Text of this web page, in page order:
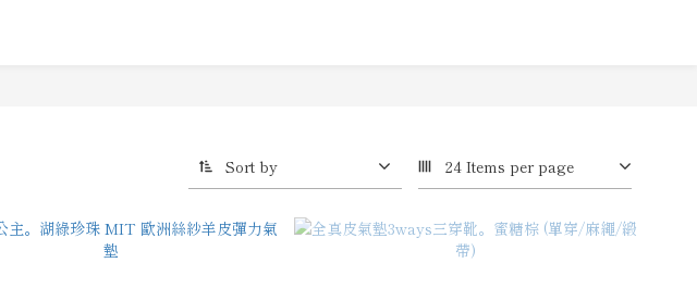
Sort by 24 Items per page